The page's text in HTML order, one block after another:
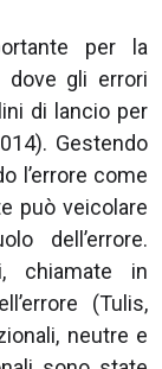
per la
gli errori
di lancio per
Gestendo
l’errore come
può veicolare
dell’errore.
chiamate in
(Tulis,
neutre e